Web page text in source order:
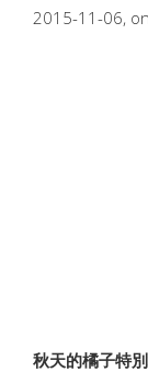
2015-11-06, on
秋天的橘子特